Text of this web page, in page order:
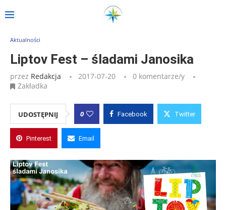
Strona główna Liptov Fest – śladami Janosika
Aktualności
Liptov Fest – śladami Janosika
przez Redakcja 2017-07-20
0 komentarze/y
Zakładka
UDOSTĘPNIJ 0 Facebook Twitter
Pinterest Email